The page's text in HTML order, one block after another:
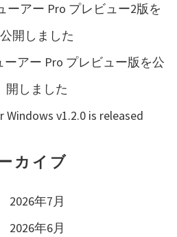
ーアー Pro プレビュー2版を
公開しました
ーアー Pro プレビュー版を公
開しました
Windows v1.2.0 is released
カイブ
2026年7月
2026年6月